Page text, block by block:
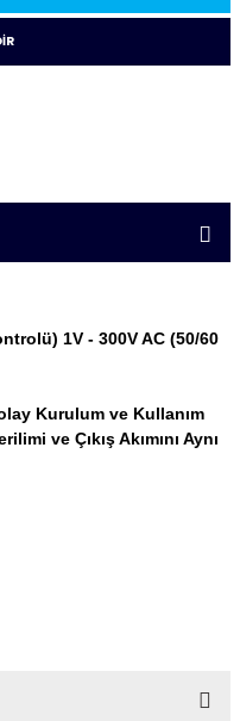
1V - 300V AC (50/60
Kurulum ve Kullanım
ve Çıkış Akımını Aynı